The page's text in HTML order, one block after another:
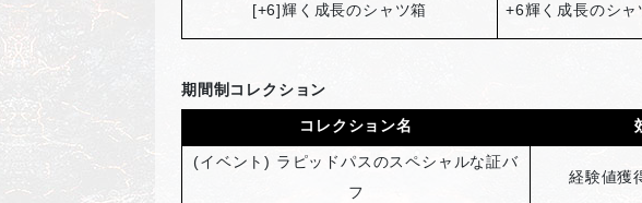
[+6]輝く成長のシャツ箱 +6輝く成長のシャ
期間制コレクション
コレクション名
(イベント) ラピッドパスのスペシャルな証バ
フ
経験値獲